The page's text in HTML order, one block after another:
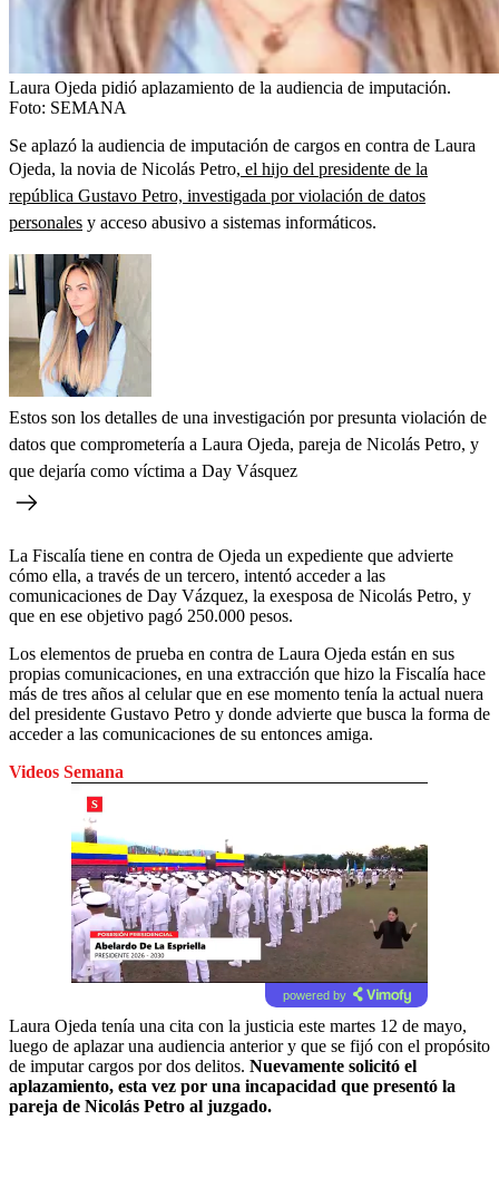
Laura Ojeda pidió aplazamiento de la audiencia de imputación.
Foto: SEMANA
Se aplazó la audiencia de imputación de cargos en contra de Laura
Ojeda, la novia de Nicolás Petro, el hijo del presidente de la
república Gustavo Petro, investigada por violación de datos
personales y acceso abusivo a sistemas informáticos.
Estos son los detalles de una investigación por presunta violación de
datos que comprometería a Laura Ojeda, pareja de Nicolás Petro, y
que dejaría como víctima a Day Vásquez
La Fiscalía tiene en contra de Ojeda un expediente que advierte
cómo ella, a través de un tercero, intentó acceder a las
comunicaciones de Day Vázquez, la exesposa de Nicolás Petro, y
que en ese objetivo pagó 250.000 pesos.
Los elementos de prueba en contra de Laura Ojeda están en sus
propias comunicaciones, en una extracción que hizo la Fiscalía hace
más de tres años al celular que en ese momento tenía la actual nuera
del presidente Gustavo Petro y donde advierte que busca la forma de
acceder a las comunicaciones de su entonces amiga.
Videos Semana
powered by
Laura Ojeda tenía una cita con la justicia este martes 12 de mayo,
luego de aplazar una audiencia anterior y que se fijó con el propósito
de imputar cargos por dos delitos. Nuevamente solicitó el
aplazamiento, esta vez por una incapacidad que presentó la
pareja de Nicolás Petro al juzgado.